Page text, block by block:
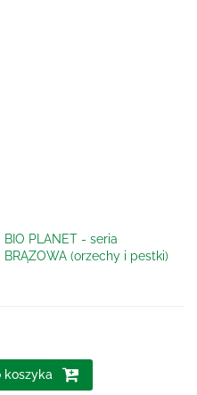
BIO PLANET - seria
BRĄZOWA (orzechy i pestki)
koszyka